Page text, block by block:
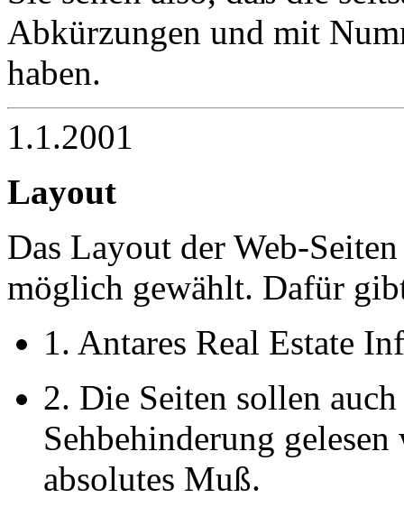
Abkürzungen und mit
haben.
1.1.2001
Layout
Das Layout der Web-
möglich gewählt. Dafür
1. Antares Real Estate
2. Die Seiten sollen
Sehbehinderung
absolutes Muß.